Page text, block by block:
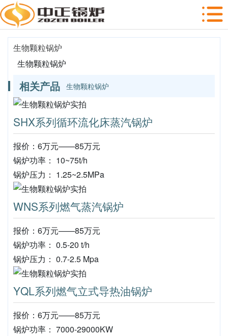
生物颗粒锅炉
生物颗粒锅炉
相关产品 生物颗粒锅炉
SHX系列循环流化床蒸汽锅炉
报价：6万元——85万元
锅炉功率： 10~75t/h
锅炉压力： 1.25~2.5MPa
WNS系列燃气蒸汽锅炉
报价：6万元——85万元
锅炉功率： 0.5-20 t/h
锅炉压力： 0.7-2.5 Mpa
YQL系列燃气立式导热油锅炉
报价：6万元——85万元
锅炉功率： 7000-29000KW